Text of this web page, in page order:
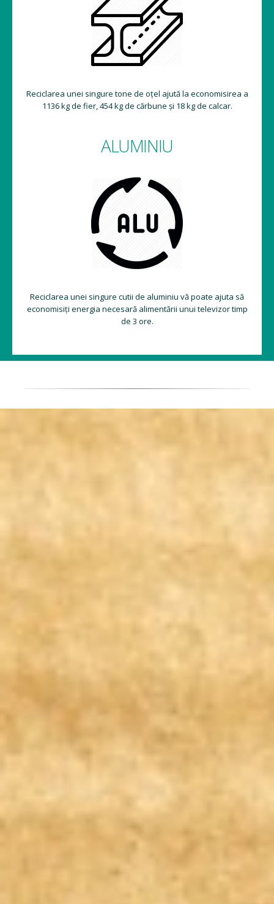
Reciclarea unei singure tone de oțel ajută la economisirea a
1136 kg de fier, 454 kg de cărbune și 18 kg de calcar.
ALUMINIU
Reciclarea unei singure cutii de aluminiu vă poate ajuta să
economisiți energia necesară alimentării unui televizor timp
de 3 ore.